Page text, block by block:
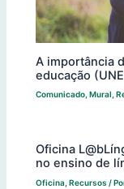
A importância
educação
Comunicado ,Mural ,
Oficina
no ensino de
Oficina ,Recursos /